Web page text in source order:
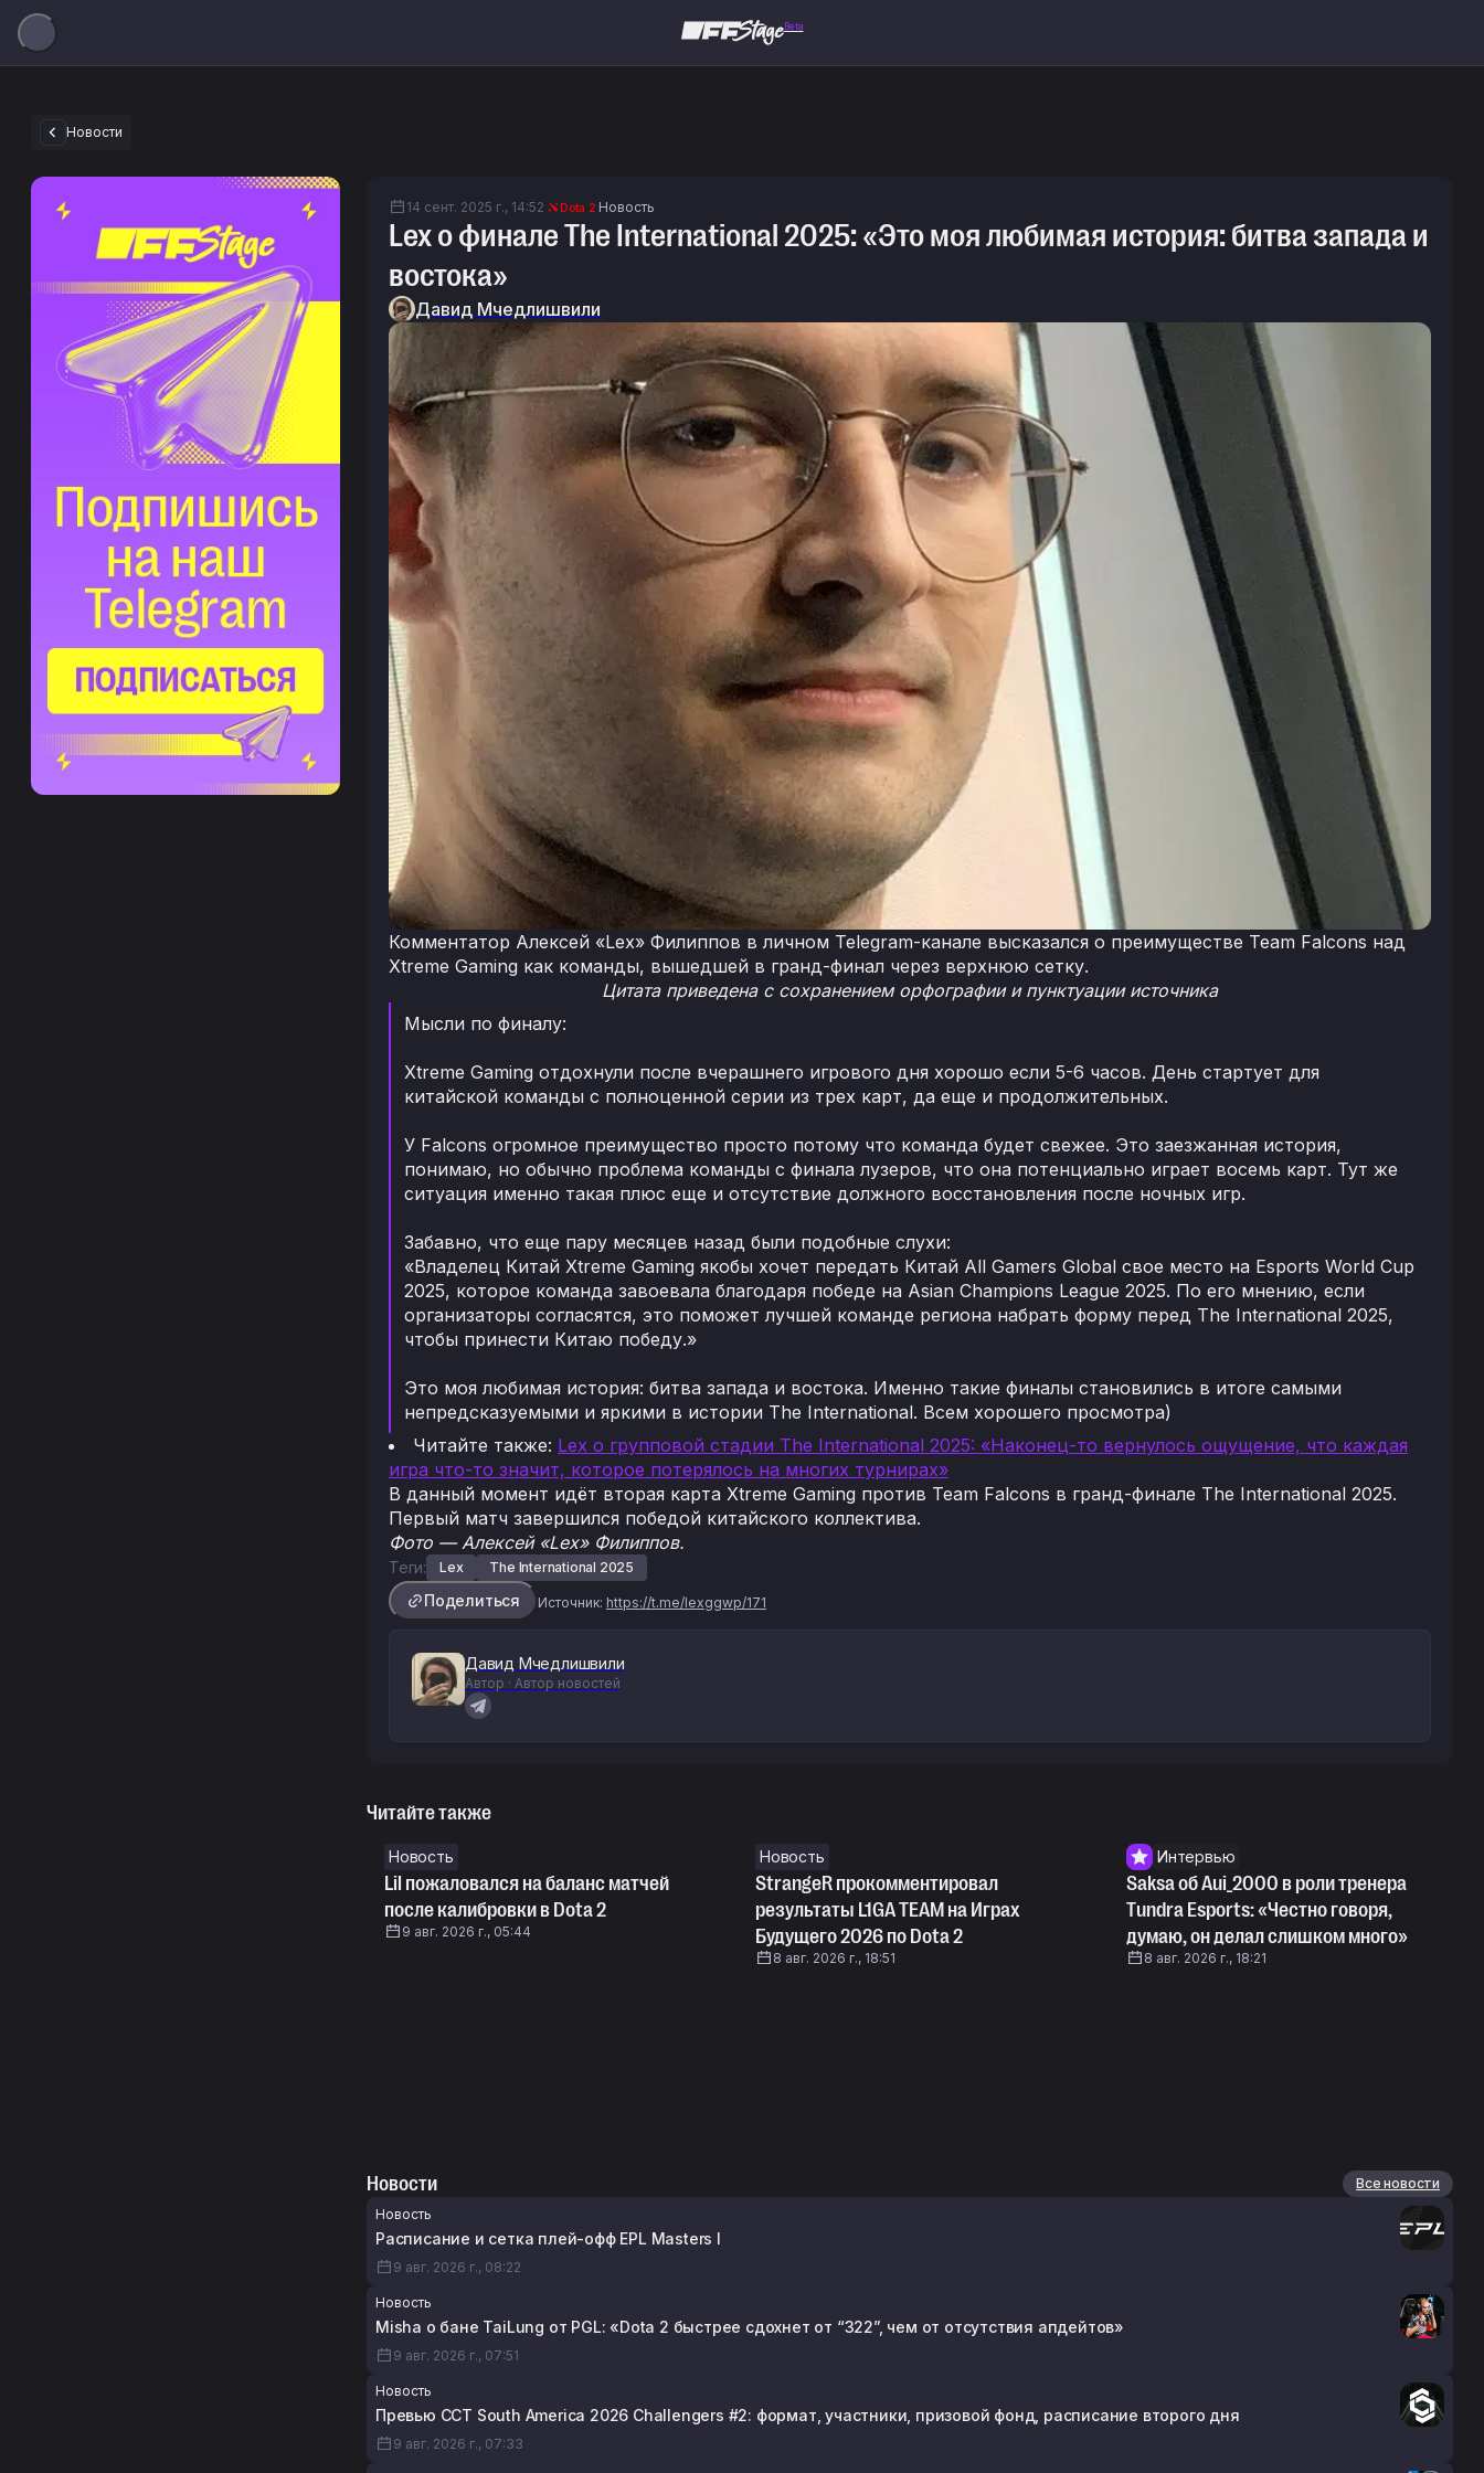
Beta
Новости
14 сент. 2025 г., 14:52 Dota 2 Новость
Lex о финале The International 2025: «Это моя любимая история: битва запада и
востока»
Давид Мчедлишвили
Комментатор Алексей «Lex» Филиппов в личном Telegram-канале высказался о преимуществе Team Falcons над
Xtreme Gaming как команды, вышедшей в гранд-финал через верхнюю сетку.
Цитата приведена с сохранением орфографии и пунктуации источника
Мысли по финалу:
Xtreme Gaming отдохнули после вчерашнего игрового дня хорошо если 5-6 часов. День стартует для
китайской команды с полноценной серии из трех карт, да еще и продолжительных.
У Falcons огромное преимущество просто потому что команда будет свежее. Это заезжанная история,
понимаю, но обычно проблема команды с финала лузеров, что она потенциально играет восемь карт. Тут же
ситуация именно такая плюс еще и отсутствие должного восстановления после ночных игр.
Забавно, что еще пару месяцев назад были подобные слухи:
«Владелец Китай Xtreme Gaming якобы хочет передать Китай All Gamers Global свое место на Esports World Cup
2025, которое команда завоевала благодаря победе на Asian Champions League 2025. По его мнению, если
организаторы согласятся, это поможет лучшей команде региона набрать форму перед The International 2025,
чтобы принести Китаю победу.»
Это моя любимая история: битва запада и востока. Именно такие финалы становились в итоге самыми
непредсказуемыми и яркими в истории The International. Всем хорошего просмотра)
Читайте также: Lex о групповой стадии The International 2025: «Наконец-то вернулось ощущение, что каждая
игра что-то значит, которое потерялось на многих турнирах»
В данный момент идёт вторая карта Xtreme Gaming против Team Falcons в гранд-финале The International 2025.
Первый матч завершился победой китайского коллектива.
Фото — Алексей «Lex» Филиппов.
Теги: Lex The International 2025
Поделиться Источник: https://t.me/lexggwp/171
Давид Мчедлишвили
Автор · Автор новостей
Читайте также
Новость
Lil пожаловался на баланс матчей
после калибровки в Dota 2
9 авг. 2026 г., 05:44
Новость
StrangeR прокомментировал
результаты L1GA TEAM на Играх
Будущего 2026 по Dota 2
8 авг. 2026 г., 18:51
Интервью
Saksa об Aui_2000 в роли тренера
Tundra Esports: «Честно говоря,
думаю, он делал слишком много»
8 авг. 2026 г., 18:21
Новости
Все новости
Новость
Расписание и сетка плей-офф EPL Masters I
9 авг. 2026 г., 08:22
Новость
Misha о бане TaiLung от PGL: «Dota 2 быстрее сдохнет от “322”, чем от отсутствия апдейтов»
9 авг. 2026 г., 07:51
Новость
Превью CCT South America 2026 Challengers #2: формат, участники, призовой фонд, расписание второго дня
9 авг. 2026 г., 07:33